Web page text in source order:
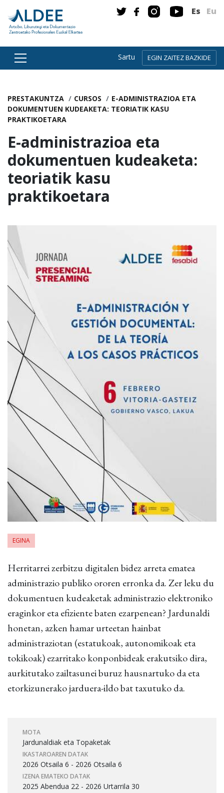
Es Eu
Sartu EGIN ZAITEZ BAZKIDE
PRESTAKUNTZA CURSOS
E-ADMINISTRAZIOA ETA
DOKUMENTUEN KUDEAKETA: TEORIATIK KASU
PRAKTIKOETARA
E-administrazioa eta
dokumentuen kudeaketa:
teoriatik kasu
praktikoetara
EGINA
Herritarrei zerbitzu digitalen bidez arreta ematea
administrazio publiko ororen erronka da. Zer leku du
dokumentuen kudeaketak administrazio elektroniko
eraginkor eta efiziente baten ezarpenean? Jardunaldi
honetan, azken hamar urteetan hainbat
administraziotan (estatukoak, autonomikoak eta
tokikoak) ezarritako konponbideak erakutsiko dira,
aurkitutako zailtasunei buruz hausnartuko da eta
etorkizunerako jarduera-ildo bat taxutuko da.
MOTA
Jardunaldiak eta Topaketak
IKASTAROAREN DATAK
2026 Otsaila 6 - 2026 Otsaila 6
IZENA EMATEKO DATAK
2025 Abendua 22 - 2026 Urtarrila 30